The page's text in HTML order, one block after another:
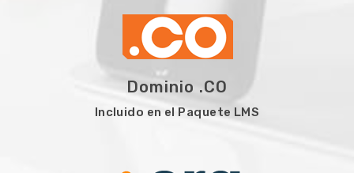
Dominio .CO
Incluido en el Paquete LMS